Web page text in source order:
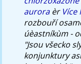
auroraèr Více
rozbouří
úèastníkùm -
"Jsou všecko
konjunktury